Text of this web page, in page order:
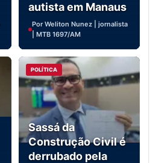
autista em Manaus
Por Weliton Nunez | jornalista
| MTB 1697/AM
POLÍTICA
Sassá da
Construção Civil é
derrubado pela